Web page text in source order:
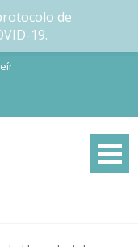
de
19.